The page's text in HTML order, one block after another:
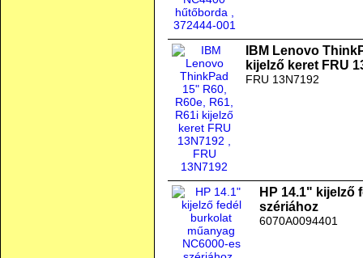
IBM Lenovo
kijelző keret FRU
FRU 13N7192
HP 14.1" kijelző
szériához
6070A0094401